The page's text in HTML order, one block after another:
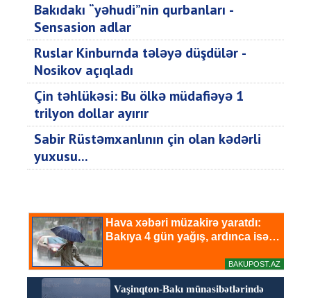
Bakıdakı “yəhudi”nin qurbanları -
Sensasion adlar
Ruslar Kinburnda tələyə düşdülər -
Nosikov açıqladı
Çin təhlükəsi: Bu ölkə müdafiəyə 1
trilyon dollar ayırır
Sabir Rüstəmxanlının çin olan kədərli
yuxusu...